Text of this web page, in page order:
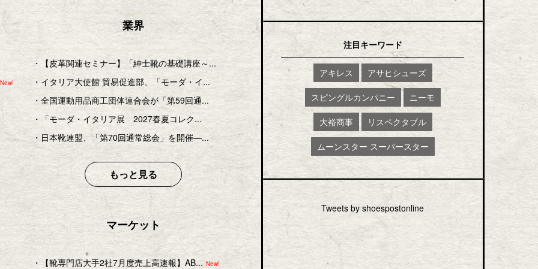
New!
業界
・
【皮革関連セミナー】「紳士靴の基礎講座～...
・ イタリア大使館 貿易促進部、「モーダ・イ...
・全国運動用品商工団体連合会が「第59回通...
・
「モーダ・イタリア展 2027春夏コレク...
・ 日本靴連盟、「第70回通常総会」を開催―...
もっと見る
マーケット
・ 【靴専門店大手2社7月度売上高速報】AB... New!
注目キーワード
アキレス アサヒシューズ
スピングルカンパニー ニーモ
大裕商事 リスペクタブル
ムーンスター スーパースター
Tweets by shoespostonline